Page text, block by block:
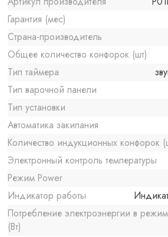
Гарантия (мес)
Страна-производитель
Общее количество конфорок (шт)
Тип таймера
Тип варочной панели
Тип установки
Автоматика закипания
Количество индукционных конфорок
Электронный контроль температуры
Режим Power
Индикатор работы
Потребление электроэнергии в
(Вт)